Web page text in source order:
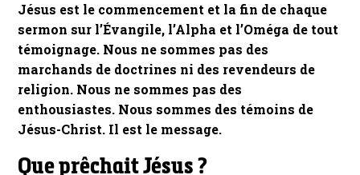
Jésus est le commencement et la fin de chaque
sermon sur l’Évangile, l’Alpha et l’Oméga de tout
témoignage. Nous ne sommes pas des
marchands de doctrines ni des revendeurs de
religion. Nous ne sommes pas des
enthousiastes. Nous sommes des témoins de
Jésus-Christ. Il est le message.
Que prêchait Jésus ?